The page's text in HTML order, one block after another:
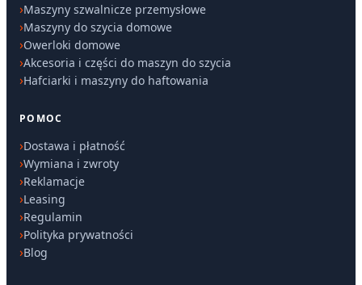
Maszyny szwalnicze przemysłowe
Maszyny do szycia domowe
Owerloki domowe
Akcesoria i części do maszyn do szycia
Hafciarki i maszyny do haftowania
POMOC
Dostawa i płatność
Wymiana i zwroty
Reklamacje
Leasing
Regulamin
Polityka prywatności
Blog